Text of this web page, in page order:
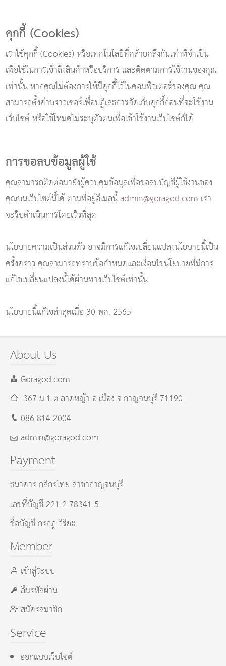
คุกกี้ (Cookies)
เราใช้คุกกี้ (Cookies) หรือเทคโนโลยีที่คล้ายคลึงกันเท่าที่จำเป็น
เพื่อใช้ในการเข้าถึงสินค้าหรือบริการ และติดตามการใช้งานของคุณ
เท่านั้น หากคุณไม่ต้องการให้มีคุกกี้ไว้ในคอมพิวเตอร์ของคุณ คุณ
สามารถตั้งค่าบราวเซอร์เพื่อปฏิเสธการจัดเก็บคุกกี้ก่อนที่จะใช้งาน
เว็บไซต์ หรือใช้โหมดไม่ระบุตัวตนเพื่อเข้าใช้งานเว็บไซต์ก็ได้
การขอลบข้อมูลผู้ใช้
คุณสามารถติดต่อมายังผู้ควบคุมข้อมูลเพื่อขอลบบัญชีผู้ใช้งานของ
คุณบนเว็บไซต์นี้ได้ ตามที่อยู่อีเมลนี้admin@goragod.com เรา
จะรีบดำเนินการโดยเร็วที่สุด
นโยบายความเป็นส่วนตัว อาจมีการแก้ไขเปลี่ยนแปลงนโยบายนี้เป็น
ครั้งคราว คุณสามารถทราบข้อกำหนดและเงื่อนไขนโยบายที่มีการ
แก้ไขเปลี่ยนแปลงนี้ได้ผ่านทางเว็บไซต์เท่านั้น
นโยบายนี้แก้ไขล่าสุดเมื่อ 30 พค. 2565
About Us
Goragod.com
367 ม.1 ต.ลาดหญ้า อ.เมืองจ.กาญจนบุรี 71190
086 814 2004
admin@goragod.com
Payment
ธนาคาร กสิกรไทย สาขากาญจนบุรี
เลขที่บัญชี 221-2-78341-5
ชื่อบัญชี กรกฎ วิริยะ
Member
เข้าสู่ระบบ
ลืมรหัสผ่าน
สมัครสมาชิก
Service
ออกแบบเว็บไซต์